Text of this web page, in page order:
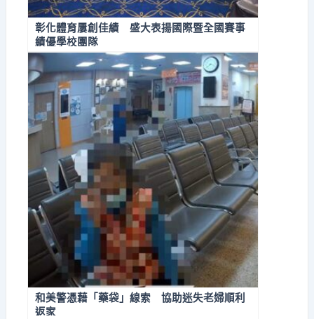
彰化體育屢創佳績 盛大表揚國際暨全國賽事
績優學校團隊
和美警憑藉「藥袋」線索 協助迷失老婦順利
返家